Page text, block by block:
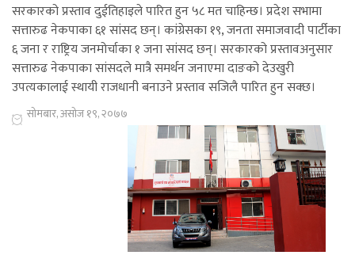
सरकारको प्रस्ताव दुईतिहाइले पारित हुन ५८ मत चाहिन्छ। प्रदेश सभामा
सत्तारुढ नेकपाका ६१ सांसद छन्। कांग्रेसका १९, जनता समाजवादी पार्टीका
६ जना र राष्ट्रिय जनमोर्चाका १ जना सांसद छन्। सरकारको प्रस्तावअनुसार
सत्तारुढ नेकपाका सांसदले मात्रै समर्थन जनाएमा दाङको देउखुरी
उपत्यकालाई स्थायी राजधानी बनाउने प्रस्ताव सजिलै पारित हुन सक्छ।
सोमबार, असोज १९, २०७७